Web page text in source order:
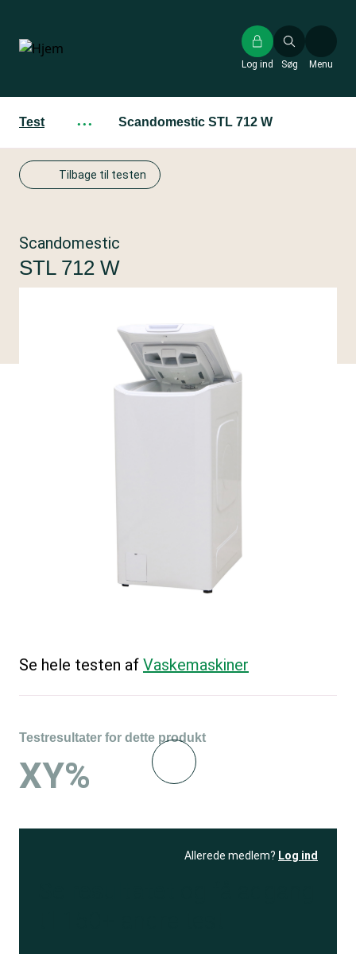
hovedindhold
Søg
Log ind Menu
Test ··· Scandomestic STL 712 W
Tilbage til testen
Scandomestic
STL 712 W
Se hele testen af Vaskemaskiner
Testresultater for dette produkt
XY%
Allerede medlem? Log ind